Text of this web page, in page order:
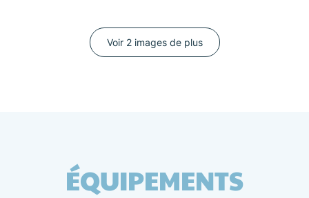
Voir 2 images de plus
ÉQUIPEMENTS